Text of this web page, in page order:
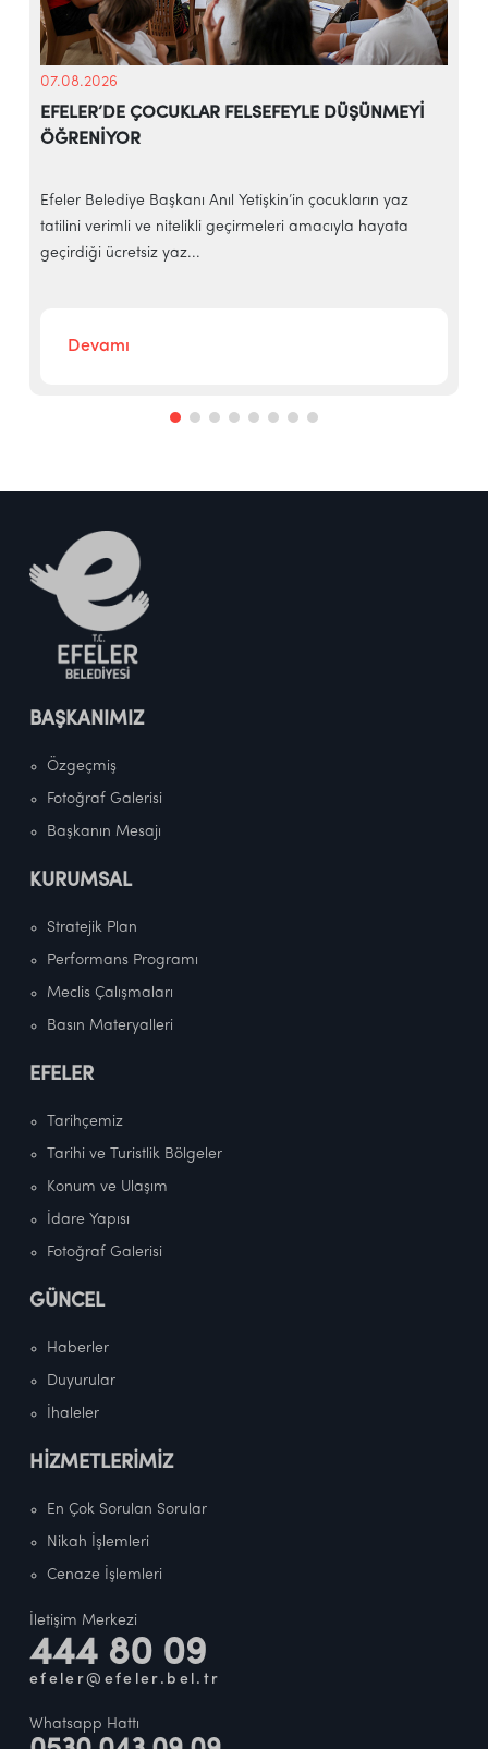
07.08.2026
EFELER’DE ÇOCUKLAR FELSEFEYLE DÜŞÜNMEYİ
ÖĞRENİYOR
Efeler Belediye Başkanı Anıl Yetişkin’in çocukların yaz
tatilini verimli ve nitelikli geçirmeleri amacıyla hayata
geçirdiği ücretsiz yaz...
Devamı
BAŞKANIMIZ
Özgeçmiş
Fotoğraf Galerisi
Başkanın Mesajı
KURUMSAL
Stratejik Plan
Performans Programı
Meclis Çalışmaları
Basın Materyalleri
EFELER
Tarihçemiz
Tarihi ve Turistlik Bölgeler
Konum ve Ulaşım
İdare Yapısı
Fotoğraf Galerisi
GÜNCEL
Haberler
Duyurular
İhaleler
HİZMETLERİMİZ
En Çok Sorulan Sorular
Nikah İşlemleri
Cenaze İşlemleri
İletişim Merkezi
444 80 09
efeler@efeler.bel.tr
Whatsapp Hattı